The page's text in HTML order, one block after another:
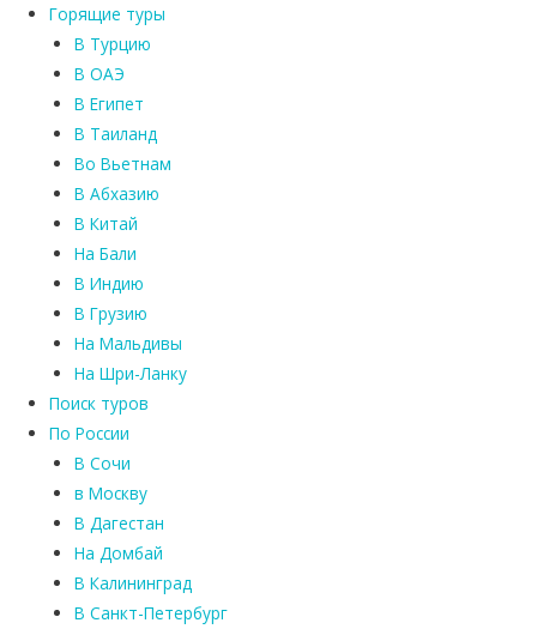
Горящие туры
В Турцию
В ОАЭ
В Египет
В Таиланд
Во Вьетнам
В Абхазию
В Китай
На Бали
В Индию
В Грузию
На Мальдивы
На Шри-Ланку
Поиск туров
По России
В Сочи
в Москву
В Дагестан
На Домбай
В Калининград
В Санкт-Петербург